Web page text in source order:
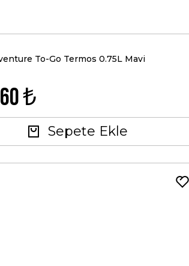
To-Go Termos 0.75L Mavi
₺
Sepete Ekle